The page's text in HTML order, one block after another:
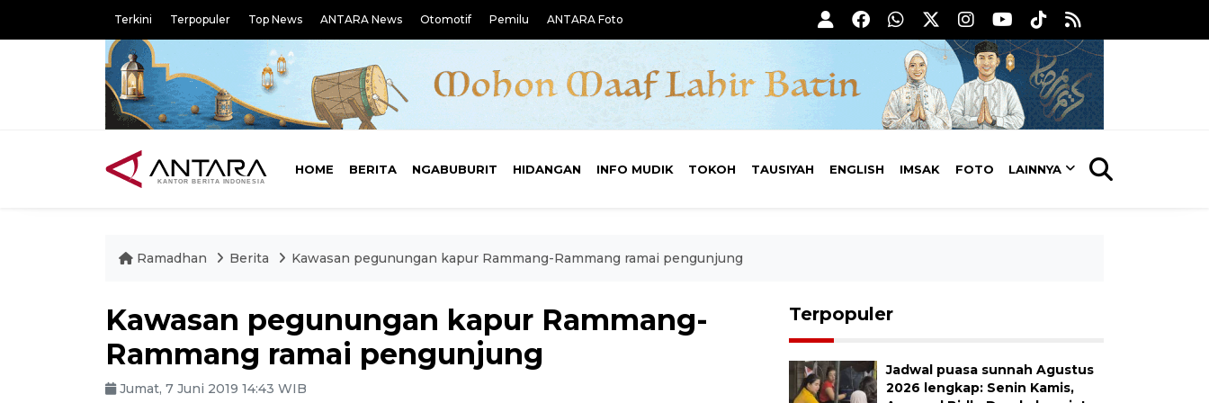
Terkini Terpopuler Top News ANTARA News Otomotif Pemilu ANTARA Foto
HOME BERITA NGABUBURIT HIDANGAN INFO MUDIK TOKOH TAUSIYAH ENGLISH IMSAK FOTO LAINNYA
Ramadhan Berita Kawasan pegunungan kapur Rammang-Rammang ramai pengunjung
Kawasan pegunungan kapur Rammang-
Rammang ramai pengunjung
Jumat, 7 Juni 2019 14:43 WIB
Terpopuler
Jadwal puasa sunnah Agustus
2026 lengkap: Senin Kamis,